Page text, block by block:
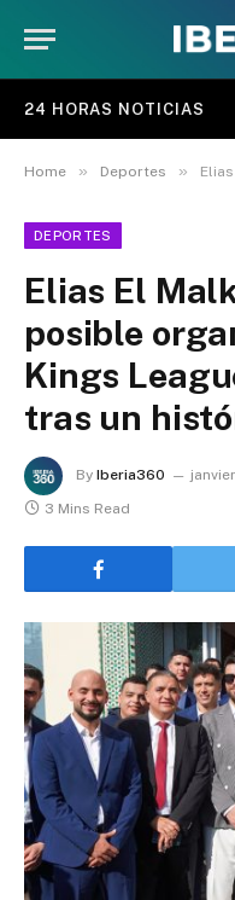
24 HORAS NOTICIAS
Home » Deportes » Elias El
DEPORTES
Elias El
posible
Kings
tras un
By Iberia360
3 Mins Read